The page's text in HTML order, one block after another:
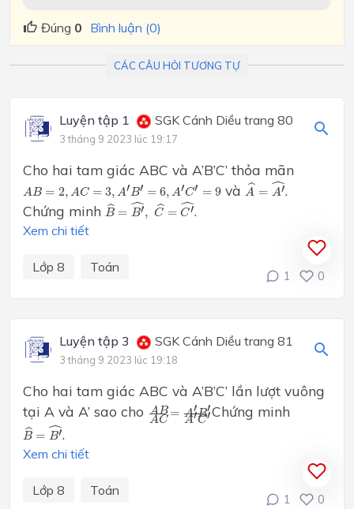
Đúng 0 Bình luận (0)
CÁC CÂU HỎI TƯƠNG TỰ
Luyện tập 1 SGK Cánh Diều trang 80
3 tháng 9 2023 lúc 19:17
Cho hai tam giác ABC và A’B’C’ thỏa mãn
AB = 2, AC = 3, A′B′ = 6, A′C′ = 9
A B= A C=3 ′B =6,A ′= 9 và ˆ
A = ˆ
A′
A^ A′^
.
Chứng minh ˆ
B = ˆ
B′, ˆ
C = ˆ
C′
B^ B′^ C^= C′^
.
Xem chi tiết
Lớp 8 Toán
1 0
Luyện tập 3 SGK Cánh Diều trang 81
3 tháng 9 2023 lúc 19:18
Cho hai tam giác ABC và A’B’C’ lần lượt vuông
tại A và A’ sao cho AB
AC = A′B′
A′C′
A BA =A′B ′A C
. Chứng minh
ˆ
B = ˆ
B′
B^ B′^
.
Xem chi tiết
Lớp 8 Toán
1 0